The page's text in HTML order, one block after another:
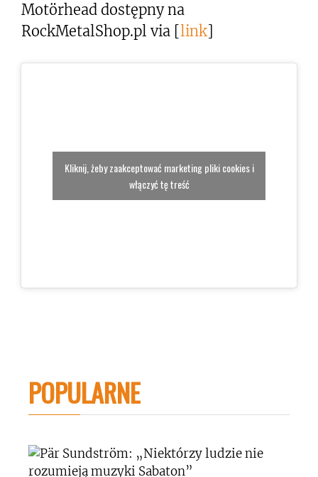
Motörhead dostępny na
RockMetalShop.pl via [link]
Kliknij, żeby zaakceptować marketing pliki cookies i
włączyć tę treść
POPULARNE